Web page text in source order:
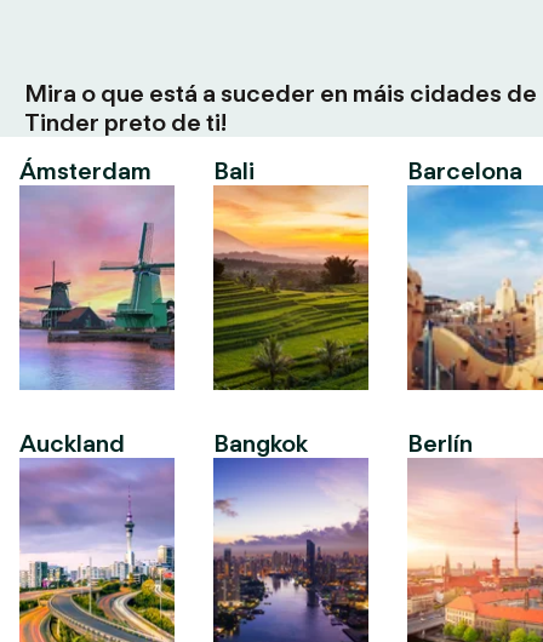
Mira o que está a suceder en máis cidades de
Tinder preto de ti!
Ámsterdam
Auckland
Bali
Bangkok
Barcelona
Berlín